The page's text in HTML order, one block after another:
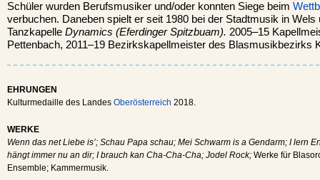
Schüler wurden Berufsmusiker und/oder konnten Siege beim
verbuchen. Daneben spielt er seit 1980 bei der Stadtmusik in Wels
Tanzkapelle Dynamics (Eferdinger Spitzbuam). 2005–15
Pettenbach, 2011–19 Bezirkskapellmeister des Blasmusikbezirks
EHRUNGEN
Kulturmedaille des Landes Oberösterreich 2018.
WERKE
Wenn das net Liebe is’; Schau Papa schau; Mei Schwarm is a Gendarm; I lern
hängt immer nu an dir; I brauch kan Cha-Cha-Cha; Jodel Rock; Werke für
Ensemble; Kammermusik.